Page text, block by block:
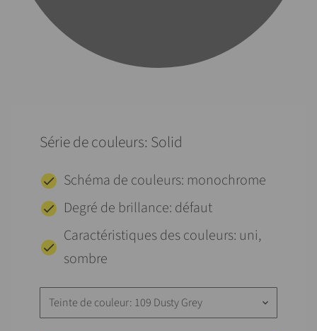
Série de couleurs: Solid
Schéma de couleurs: monochrome
Degré de brillance: défaut
Caractéristiques des couleurs: uni,
sombre
Teinte de couleur: 109 Dusty Grey keyboard_arrow_down